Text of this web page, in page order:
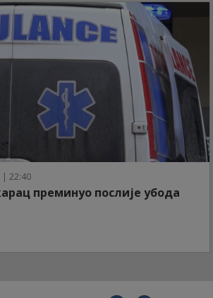
| 22:40
преминуо послије убода